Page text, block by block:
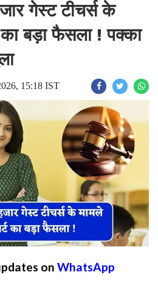
गेस्ट टीचर्स के
का बड़ा फैसला ! पक्का
15:18 IST
on WhatsApp